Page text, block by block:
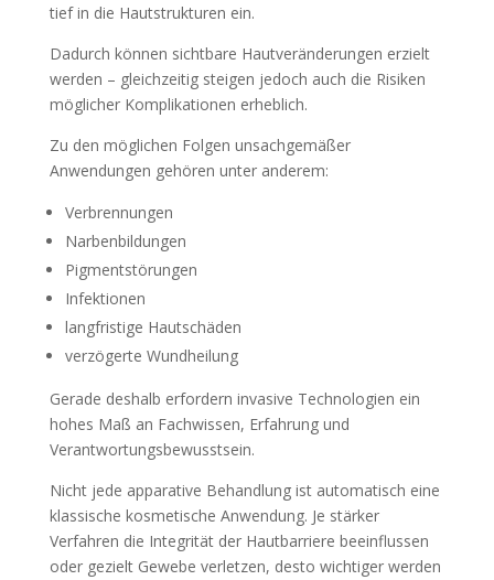
tief in die Hautstrukturen ein.
Dadurch können sichtbare Hautveränderungen erzielt
werden – gleichzeitig steigen jedoch auch die Risiken
möglicher Komplikationen erheblich.
Zu den möglichen Folgen unsachgemäßer
Anwendungen gehören unter anderem:
Verbrennungen
Narbenbildungen
Pigmentstörungen
Infektionen
langfristige Hautschäden
verzögerte Wundheilung
Gerade deshalb erfordern invasive Technologien ein
hohes Maß an Fachwissen, Erfahrung und
Verantwortungsbewusstsein.
Nicht jede apparative Behandlung ist automatisch eine
klassische kosmetische Anwendung. Je stärker
Verfahren die Integrität der Hautbarriere beeinflussen
oder gezielt Gewebe verletzen, desto wichtiger werden